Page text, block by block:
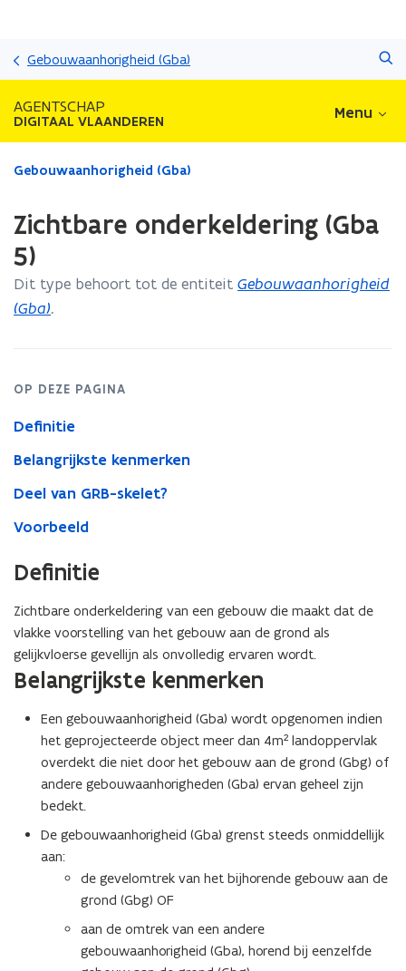
Gebouwaanhorigheid (Gba)
AGENTSCHAP
DIGITAAL VLAANDEREN Menu
Gedaan
bevindt
zich
op:
Zichtbare
onderkeldering
Gebouwaanhorigheid (Gba)
Zichtbare onderkeldering (Gba
5)
Dit type behoort tot de entiteit Gebouwaanhorigheid
(Gba).
OP DEZE PAGINA
Definitie
Belangrijkste kenmerken
Deel van GRB-skelet?
Voorbeeld
Definitie
Zichtbare onderkeldering van een gebouw die maakt dat de
vlakke voorstelling van het gebouw aan de grond als
gelijkvloerse gevellijn als onvolledig ervaren wordt.
Belangrijkste kenmerken
Een gebouwaanhorigheid (Gba) wordt opgenomen indien
het geprojecteerde object meer dan 4m² landoppervlak
overdekt die niet door het gebouw aan de grond (Gbg) of
andere gebouwaanhorigheden (Gba) ervan geheel zijn
bedekt.
De gebouwaanhorigheid (Gba) grenst steeds onmiddellijk
aan:
de gevelomtrek van het bijhorende gebouw aan de
grond (Gbg) OF
aan de omtrek van een andere
gebouwaanhorigheid (Gba), horend bij eenzelfde